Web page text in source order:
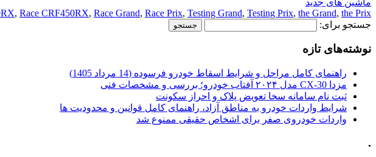
, Race CRF450RX, Race Grand, Race Prix, Testing Grand, Testing Prix, the Grand, the Prix
جستجو برای:
نوشته‌های تازه
راهنمای کامل مراحل و شرایط اسقاط خودرو فرسوده (14 مرداد 1405)
مزدا CX-30 مدل ۲۰۲۴ آفتاب خودرو؛ بررسی و مشخصات فنی
ثبت نام سامانه سخا تعویض پلاک و احراز سکونت
شرایط واردات خودرو به مناطق آزاد، راهنمای کامل قوانین و محدودیت ها
واردات خودروی صفر برای اشخاص حقیقی ممنوع شد
.